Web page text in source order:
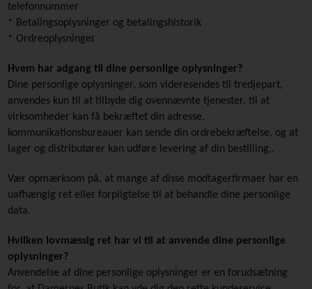
telefonnummer
* Betalingsoplysninger og betalingshistorik
* Ordreoplysninger
Hvem har adgang til dine personlige oplysninger?
Dine personlige oplysninger, som videresendes til tredjepart,
anvendes kun til at tilbyde dig ovennævnte tjenester, til at
virksomheder kan få bekræftet din adresse,
kommunikationsbureauer kan sende din ordrebekræftelse, og at
lager og distributører kan udføre levering af din bestilling..
Vær opmærksom på, at mange af disse modtagerfirmaer har en
uafhængig ret eller forpligtelse til at behandle dine personlige
data.
Hvilken lovmæssig ret har vi til at anvende dine personlige
oplysninger?
Anvendelse af dine personlige oplysninger er en forudsætning